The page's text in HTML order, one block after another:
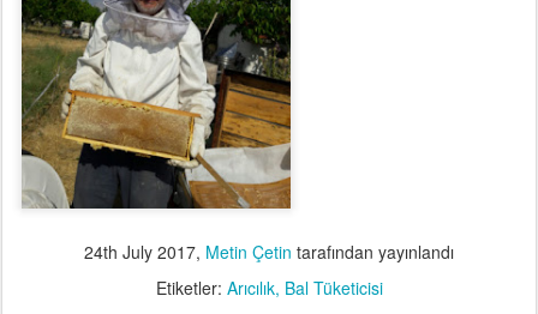
24th July 2017, Metin Çetin tarafından yayınlandı
Etiketler: Arıcılık Bal Tüketicisi